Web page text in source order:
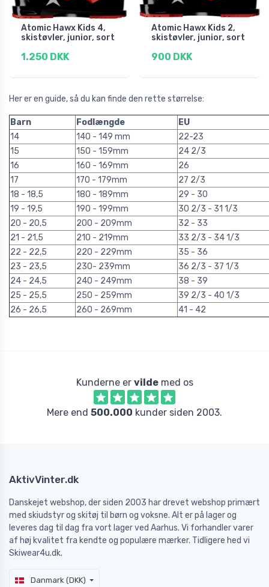
Atomic Hawx Kids 4,
skistøvler, junior, sort
1.250 DKK
Atomic Hawx Kids 2,
skistøvler, junior, sort
900 DKK
Her er en guide, så du kan finde den rette størrelse:
Barn Fodlængde
EU
14
140 - 149 mm
22-23
15
150 - 159mm
24 2/3
16
160 - 169mm
26
17
170 - 179mm
27 2/3
18 - 18,5
180 - 189mm
29 - 30
19 - 19,5
190 - 199mm
30 2/3 - 31 1/3
20 - 20,5
200 - 209mm
32 - 33
21 - 21,5
210 - 219mm
33 2/3 - 34 1/3
22 - 22,5
220 - 229mm
35 - 36
23 - 23,5
230- 239mm
36 2/3 - 37 1/3
24 - 24,5
240 - 249mm
38 - 39
25 - 25,5
250 - 259mm
39 2/3 - 40 1/3
26 - 26,5
260 - 269mm 41 - 42
Kunderne er vildemed os
Mere end 500.000 kunder siden 2003.
AktivVinter.dk
Danskejet webshop, der siden 2003 har drevet webshop primært
med skiudstyr og skitøj til børn og voksne. Alt er på lager og
leveres dag til dag fra vort lager ved Aarhus. Vi forhandler varer
af høj kvalitet fra kendte og populære mærker. Tidligere hed vi
Skiwear4u.dk.
Danmark (DKK)